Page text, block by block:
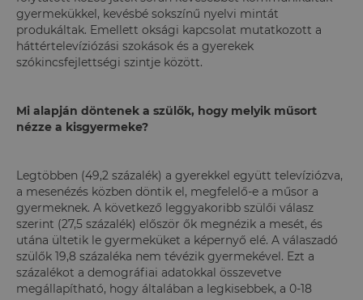
gyermekükkel, kevésbé sokszínű nyelvi mintát
produkáltak. Emellett oksági kapcsolat mutatkozott a
háttértelevíziózási szokások és a gyerekek
szókincsfejlettségi szintje között.
Mi alapján döntenek a szülők, hogy melyik műsort
nézze a kisgyermeke?
Legtöbben (49,2 százalék) a gyerekkel együtt televíziózva,
a mesenézés közben döntik el, megfelelő-e a műsor a
gyermeknek. A következő leggyakoribb szülői válasz
szerint (27,5 százalék) először ők megnézik a mesét, és
utána ültetik le gyermeküket a képernyő elé. A válaszadó
szülők 19,8 százaléka nem tévézik gyermekével. Ezt a
százalékot a demográfiai adatokkal összevetve
megállapítható, hogy általában a legkisebbek, a 0-18